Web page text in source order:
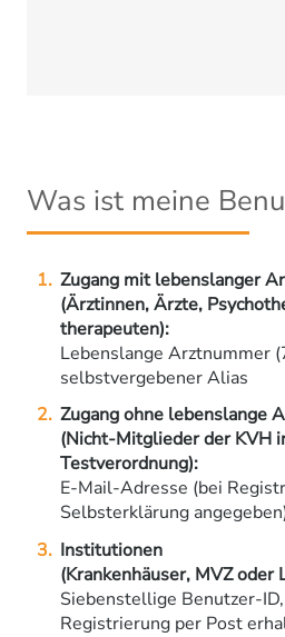
Was ist meine
Zugang mit lebenslanger
(Ärztinnen, Ärzte,
therapeuten):
Lebenslange Arztnummer
selbstvergebener Alias
Zugang ohne lebenslange
(Nicht-Mitglieder der KVH
Testverordnung):
E-Mail-Adresse (bei
Selbsterklärung
Institutionen
(Krankenhäuser, MVZ oder
Siebenstellige Benutzer-
Registrierung per Post